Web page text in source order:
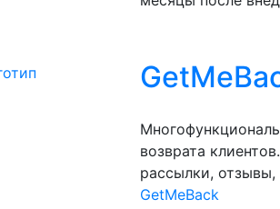
возврата
рассылки, отзывы,
GetMeBack